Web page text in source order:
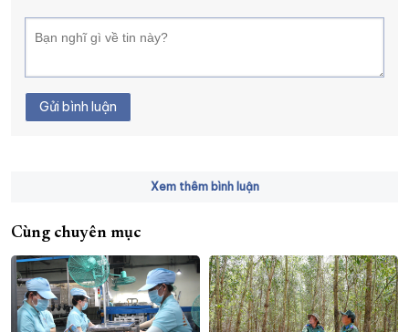
Gửi bình luận
Xem thêm bình luận
Cùng chuyên mục